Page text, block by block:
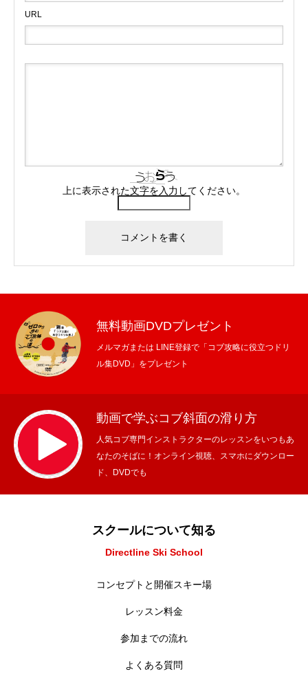
URL
上に表示された文字を入力してください。
無料動画DVDプレゼント
メルマガまたは LINE登録で「コブ攻略に役立つドリ
ル集DVD」をプレゼント
動画で学ぶコブ斜面の滑り方
人気コブ専門インストラクターのレッスンをいつもあ
なたのそばに！オンライン視聴、スマホにダウンロー
ド、DVDでも
スクールについて知る
Directline Ski School
コンセプトと開催スキー場
レッスン料金
参加までの流れ
よくある質問